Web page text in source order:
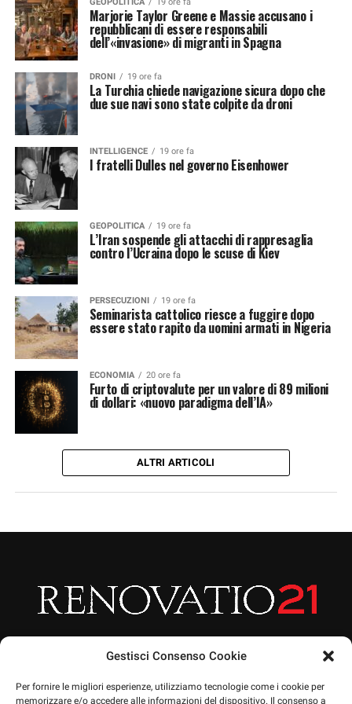
Gestisci Consenso Cookie
Per fornire le migliori esperienze, utilizziamo tecnologie come i cookie per
memorizzare e/o accedere alle informazioni del dispositivo. Il consenso a
Marjorie Taylor Greene e Massie accusano i
repubblicani di essere responsabili
dell’«invasione» di migranti in Spagna
DRONI 19 ore fa
La Turchia chiede navigazione sicura dopo che
due sue navi sono state colpite da droni
INTELLIGENCE 19 ore fa
I fratelli Dulles nel governo Eisenhower
GEOPOLITICA 19 ore fa
L’Iran sospende gli attacchi di rappresaglia
contro l’Ucraina dopo le scuse di Kiev
PERSECUZIONI 19 ore fa
Seminarista cattolico riesce a fuggire dopo
essere stato rapito da uomini armati in Nigeria
ECONOMIA 20 ore fa
Furto di criptovalute per un valore di 89 milioni
di dollari: «nuovo paradigma dell’IA»
ALTRI ARTICOLI